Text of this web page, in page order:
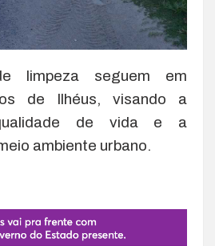
limpeza seguem em
de Ilhéus, visando a
de vida e a
ambiente urbano.